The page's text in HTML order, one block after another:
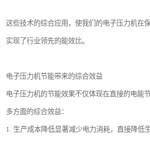
这些技术的综合应用，使我们的电子压力机在
实现了行业领先的能效比。
电子压力机节能带来的综合效益
电子压力机的节能效果不仅体现在直接的电能
多方面的综合效益：
1. 生产成本降低显著减少电力消耗，直接降低